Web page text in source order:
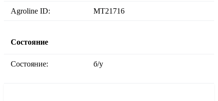
Agroline ID: MT21716
Состояние
Состояние: б/у